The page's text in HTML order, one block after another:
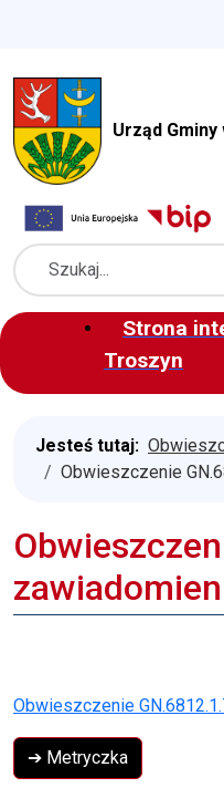
Urząd
Szukaj
Strona
Troszyn
Jesteś tutaj:
Obwieszczenie
Obwieszczenie
➔ Metryczka